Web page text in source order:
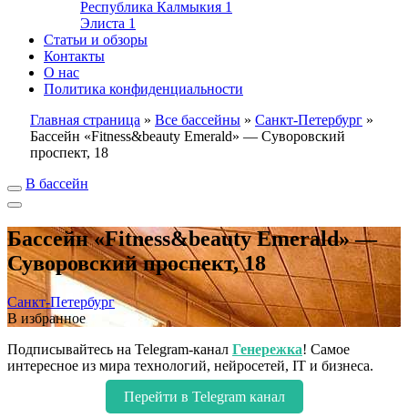
Республика Калмыкия 1
Элиста 1
Статьи и обзоры
Контакты
О нас
Политика конфиденциальности
Главная страница » Все бассейны » Санкт-Петербург »
Бассейн «Fitness&beauty Emerald» — Суворовский
проспект, 18
В бассейн
Бассейн «Fitness&beauty Emerald» —
Суворовский проспект, 18
Санкт-Петербург
В избранное
Подписывайтесь на Telegram-канал Генережка! Самое
интересное из мира технологий, нейросетей, IT и бизнеса.
Перейти в Telegram канал